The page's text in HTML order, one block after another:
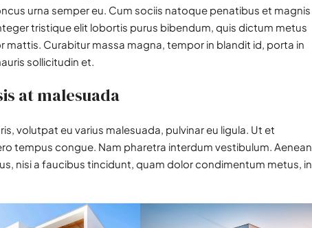
urna semper eu. Cum sociis natoque penatibus et magnis
tristique elit lobortis purus bibendum, quis dictum metus
Curabitur massa magna, tempor in blandit id, porta in
sollicitudin et.
at malesuada
volutpat eu varius malesuada, pulvinar eu ligula. Ut et
tempus congue. Nam pharetra interdum vestibulum. Aenean
nisi a faucibus tincidunt, quam dolor condimentum metus, in